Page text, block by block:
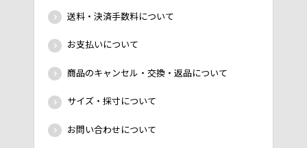
送料・決済手数料について
お支払いについて
商品のキャンセル・交換・返品について
サイズ・採寸について
お問い合わせについて